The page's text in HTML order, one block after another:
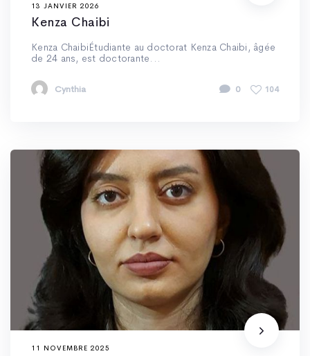
13 JANVIER 2026
Kenza Chaibi
Kenza ChaibiÉtudiante au doctorat Kenza Chaibi, âgée
de 24 ans, est doctorante...
Cynthia 0 104
11 NOVEMBRE 2025